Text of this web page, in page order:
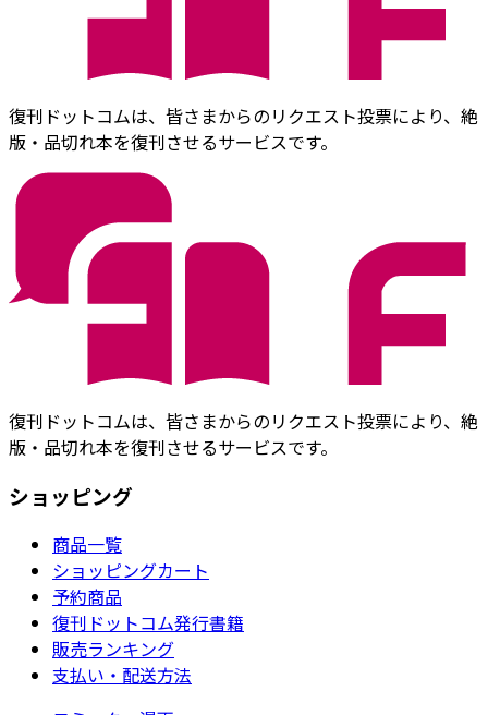
復刊ドットコムは、皆さまからのリクエスト投票により、絶
版・品切れ本を復刊させるサービスです。
復刊ドットコムは、皆さまからのリクエスト投票により、絶
版・品切れ本を復刊させるサービスです。
ショッピング
商品一覧
ショッピングカート
予約商品
復刊ドットコム発行書籍
販売ランキング
支払い・配送方法